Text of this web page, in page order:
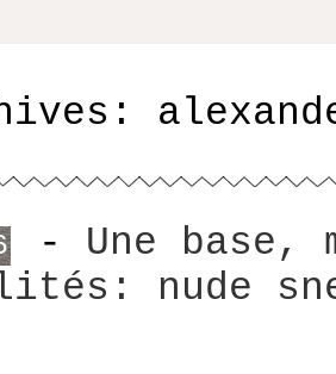
- Une base,
nude